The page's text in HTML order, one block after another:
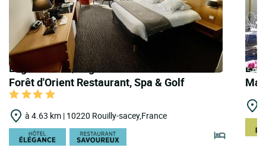
Logis Hôtels | Logis Hôtel Domaine de la
Forêt d'Orient Restaurant, Spa & Golf
à 4.63 km | 10220 Rouilly-sacey,France